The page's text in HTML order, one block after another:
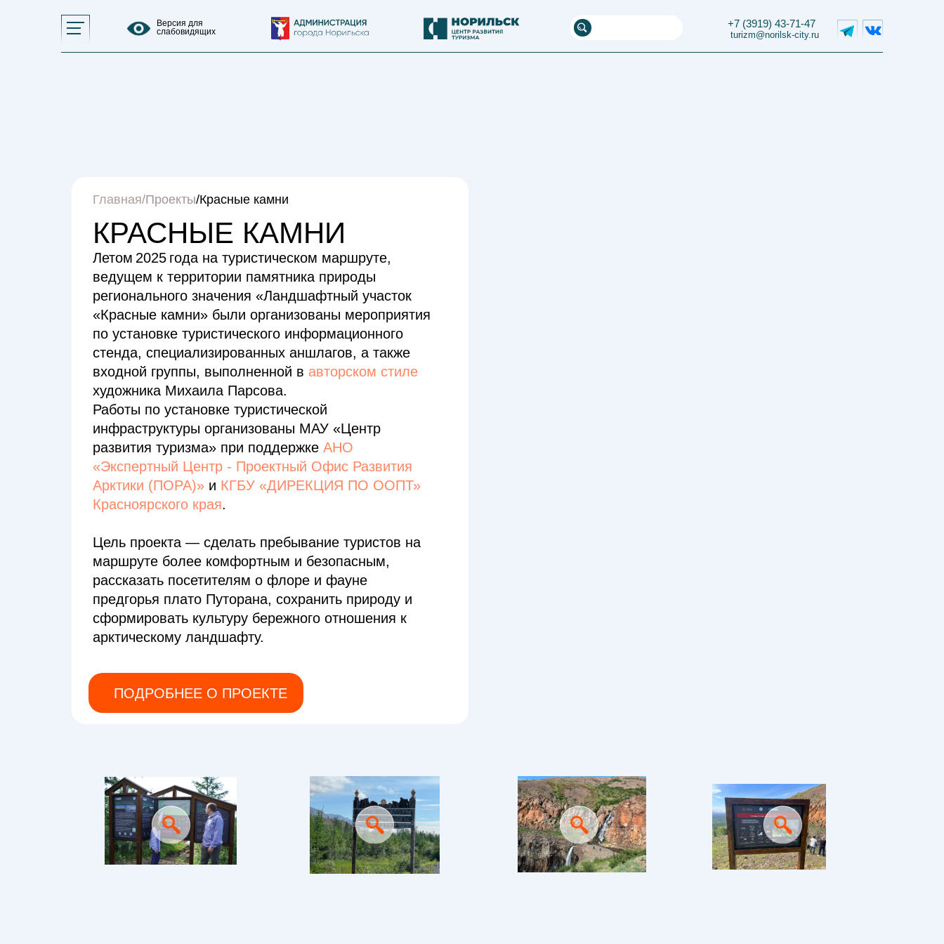
Версия для
слабовидящих
turizm@norilsk-city.ru
+7 (3919) 43-71-47
массовых коммуникаций и развития
туризма Администрации города
Норильска
turizm@norilsk-city.ru
+7 (3919) 43-71-47
Версия для
слабовидящих
Главная/Проекты/Красные камни
Летом 2025 года на туристическом маршруте,
ведущем к территории памятника природы
регионального значения «Ландшафтный участок
«Красные камни» были организованы мероприятия
по установке туристического информационного
стенда, специализированных аншлагов, а также
входной группы, выполненной в авторском стиле
художника Михаила Парсова.
Работы по установке туристической
инфраструктуры организованы МАУ «Центр
развития туризма» при поддержке АНО
«Экспертный Центр - Проектный Офис Развития
Арктики (ПОРА)» и КГБУ «ДИРЕКЦИЯ ПО ООПТ»
Красноярского края.
Цель проекта — сделать пребывание туристов на
маршруте более комфортным и безопасным,
рассказать посетителям о флоре и фауне
предгорья плато Путорана, сохранить природу и
сформировать культуру бережного отношения к
арктическому ландшафту.
КРАСНЫЕ КАМНИ
ПОДРОБНЕЕ О ПРОЕКТЕ